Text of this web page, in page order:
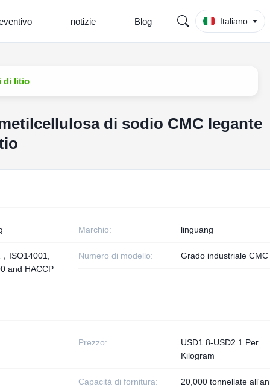
notizie Blog Italiano
di litio
di sodio CMC legante
Marchio: linguang
ISO14001,
and HACCP
Numero di modello: Grado industriale CMC
Prezzo:
USD1.8-USD2.1 Per
Kilogram
Capacità di fornitura: 20,000 tonnellate